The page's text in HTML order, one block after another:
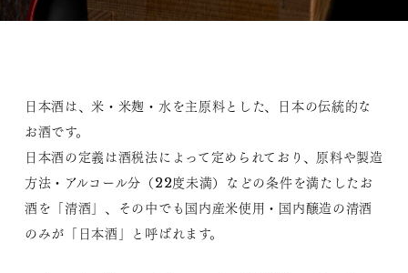
日本酒は、米・米麹・水を主原料とした、日本の伝統的な
お酒です。
日本酒の定義は酒税法によって定められており、原料や製造
方法・アルコール分（22度未満）などの条件を満たしたお
酒を「清酒」、その中でも国内産米使用・国内醸造の清酒
のみが「日本酒」と呼ばれます。